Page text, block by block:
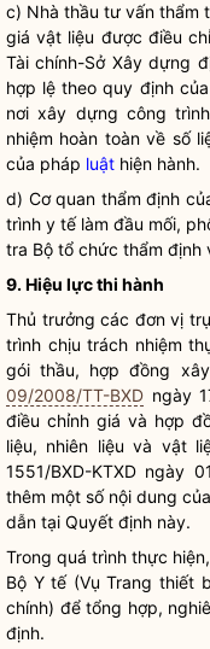
c) Nhà thầu tư vấn thẩm
giá vật liệu được điều
Tài chính-Sở Xây dựng
hợp lệ theo quy định
nơi xây dựng công
nhiệm hoàn toàn về số
của pháp luật hiện hành.
d) Cơ quan thẩm định
trình y tế làm đầu mối,
tra Bộ tổ chức thẩm định
9. Hiệu lực thi hành
Thủ trưởng các đơn vị
trình chịu trách nhiệm
gói thầu, hợp đồng
09/2008/TT-BXD ngày
điều chỉnh giá và hợp
liệu, nhiên liệu và vật
1551/BXD-KTXD ngày
thêm một số nội dung của
dẫn tại Quyết định này.
Trong quá trình thực
Bộ Y tế (Vụ Trang thiết
chính) để tổng hợp,
định.